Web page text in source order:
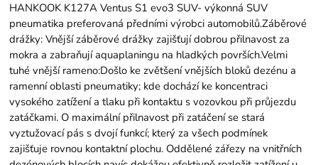
HANKOOK K127A Ventus S1 evo3 SUV- výkonná SUV
pneumatika preferovaná předními výrobci automobilů.Záběrové
drážky: Vnější záběrové drážky zajišťují dobrou přilnavost za
mokra a zabraňují aquaplaningu na hladkých površích.Velmi
tuhé vnější rameno:Došlo ke zvětšení vnějších bloků dezénu a
ramenní oblasti pneumatiky; kde dochází ke koncentraci
vysokého zatížení a tlaku při kontaktu s vozovkou při průjezdu
zatáčkami. O maximální přilnavost při zatáčení se stará
vyztužovací pás s dvojí funkcí; který za všech podmínek
zajišťuje rovnou kontaktní plochu. Oddělené zářezy na vnitřních